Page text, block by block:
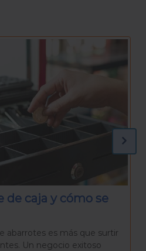
preparar una
más que un pan
que reúne a familiares y